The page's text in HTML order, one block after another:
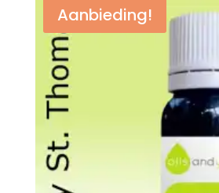
Aanbieding!